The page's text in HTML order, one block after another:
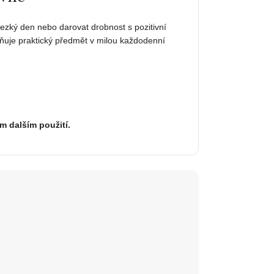
den nebo darovat drobnost s pozitivní
praktický předmět v milou každodenní
dalším použití.